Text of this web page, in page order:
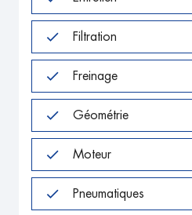
Filtration
Freinage
Géométrie
Moteur
Pneumatiques